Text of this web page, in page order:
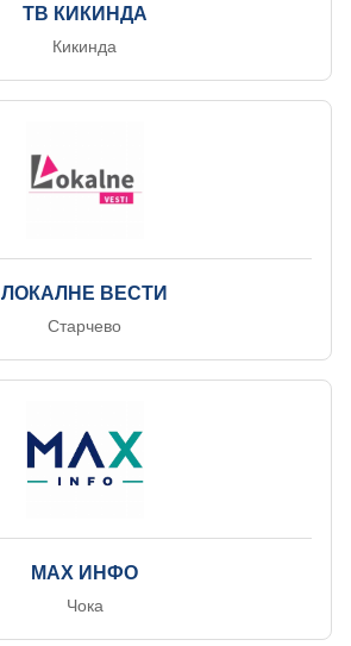
ТВ КИКИНДА
Кикинда
ЛОКАЛНЕ ВЕСТИ
Старчево
МАX ИНФО
Чока